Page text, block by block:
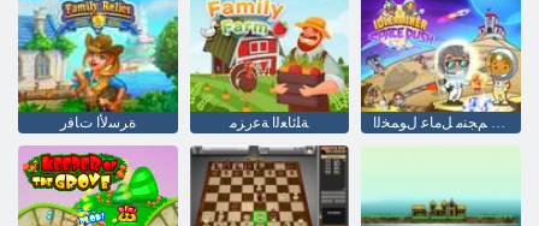
ﺓﺮﺳﻷ ﺍ ﺕﺎﻓﺭ ﺔﻠﺋﺎﻌﻟﺍ ﺔﻋﺭﺰﻣ ﺵﺍﺭ ءﺎﻀﻔﻟﺍ ﻢﺠﻨﻣ ﻞﻣﺎﻋ ﻝﻮﻤﺨﻟﺍ